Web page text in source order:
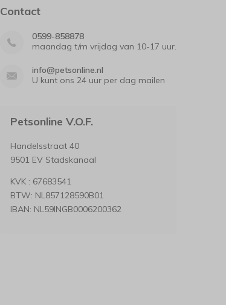
Contact
0599-858878
maandag t/m vrijdag van 10-17 uur.
info@petsonline.nl
U kunt ons 24 uur per dag mailen
Petsonline V.O.F.
Handelsstraat 40
9501 EV Stadskanaal
KVK : 67683541
BTW: NL857128590B01
IBAN: NL59INGB0006200362